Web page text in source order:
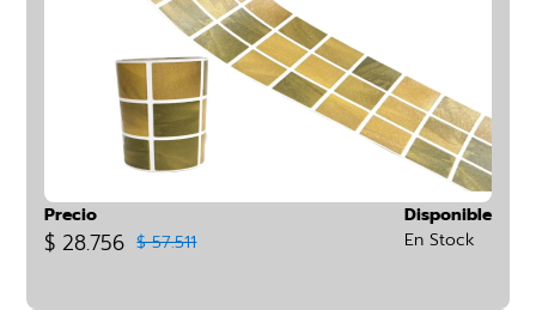
Precio
$ 28.756 $ 57.511
Disponible
En Stock